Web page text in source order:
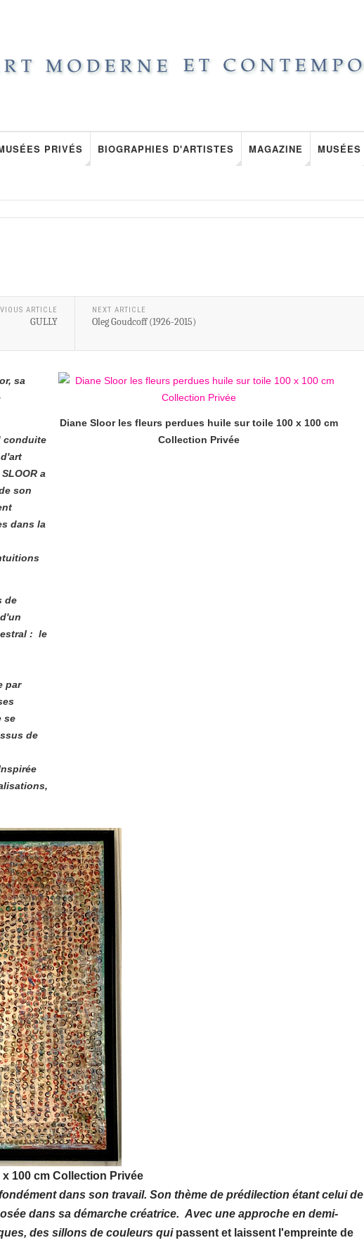
PRIVÉS BIOGRAPHIES D'ARTISTES MAGAZINE MUSÉES
ARTICLE
GULLY
NEXT ARTICLE
Oleg Goudcoff (1926-2015)
sa
conduite
a
son
dans la
de
: le
par
se
de
Diane Sloor les fleurs perdues huile sur toile 100 x 100 cm
Collection Privée
100 cm Collection Privée
dans son travail. Son thème de prédilection étant celui de
dans sa démarche créatrice. Avec une approche en demi-
des sillons de couleurs qui passent et laissent l'empreinte de